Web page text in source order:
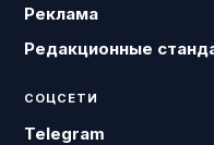
Реклама
Редакционные
СОЦСЕТИ
Telegram